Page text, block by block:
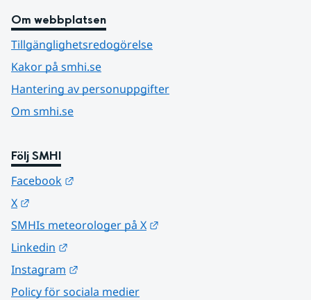
Om webbplatsen
Tillgänglighetsredogörelse
Kakor på smhi.se
Hantering av personuppgifter
Om smhi.se
Följ SMHI
Facebook
X
SMHIs meteorologer på X
Linkedin
Instagram
Policy för sociala medier